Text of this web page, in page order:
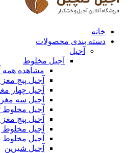
خانه
دسته بندی محصولات
آجیل
آجیل مخلوط
مشاهده همه
آجیل پنج مغز
آجیل چهار
آجیل سه مغز
آجیل مخلوط
آجیل پنج مغز
آجیل مخلوط
آجیل
آجیل شیرین